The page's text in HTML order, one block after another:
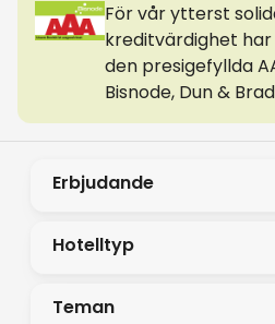
För vår ytterst
kreditvärdighet
den presigefyllda
Bisnode, Dun &
Erbjudande
Hotelltyp
Teman